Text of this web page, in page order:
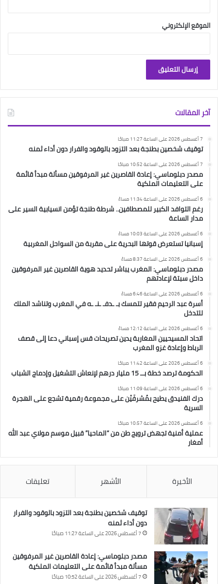
الموقع الإلكتروني
آخر المقالات
7 أغسطس 2026 على الساعة 11:27 صباحًا
توقيف شخصين بطنجة بعد التزود بالوقود والفرار دون أداء ثمنه
7 أغسطس 2026 على الساعة 10:52 صباحًا
مصدر دبلوماسي: إعادة القاصرين غير المرفوقين مسألة مبدأ قائمة
على التعليمات الملكية
6 أغسطس 2026 على الساعة 11:34 مساءً
رغم التوافد الكبير للمصطافين.. شرطة طنجة تؤمن انسيابية السير على
مدار الساعة
6 أغسطس 2026 على الساعة 10:03 مساءً
إسبانيا تستعرض قوتها البحرية على مقربة من السواحل المغربية
6 أغسطس 2026 على الساعة 8:37 مساءً
مصدر دبلوماسي: المغرب يباشر تحديد هوية القاصرين غير المرفوقين
داخل سبتة لإعادتهم
6 أغسطس 2026 على الساعة 6:46 مساءً
أسرة عبد الرحيم فقير تتمسك بـ ـدفـ ـنـ ـه في المغرب وتناشد الملك
للتدخل
6 أغسطس 2026 على الساعة 12:12 مساءً
اتحاد المسيحيين المغاربة يدين تصريحات قس إسباني دعا إلى قصف
الرباط وإعادة غزو المغرب
6 أغسطس 2026 على الساعة 11:42 صباحًا
الحكومة ترصد خطة بــ 15 مليار درهم لإنعاش التشغيل وإدماج الشباب
6 أغسطس 2026 على الساعة 11:09 صباحًا
درك الفنيدق يطيح بمُشرفَيْن على مجموعة رقمية تشجع على الهجرة
السرية
6 أغسطس 2026 على الساعة 10:57 صباحًا
عملية أمنية تجهض ترويج طن من “الماحيا” قبيل موسم مولاي عبد الله
أمغار
الأخيرة الأشهر تعليقات
توقيف شخصين بطنجة بعد التزود بالوقود والفرار
دون أداء ثمنه
7 أغسطس 2026 على الساعة 11:27 صباحًا
مصدر دبلوماسي: إعادة القاصرين غير المرفوقين
مسألة مبدأ قائمة على التعليمات الملكية
7 أغسطس 2026 على الساعة 10:52 صباحًا